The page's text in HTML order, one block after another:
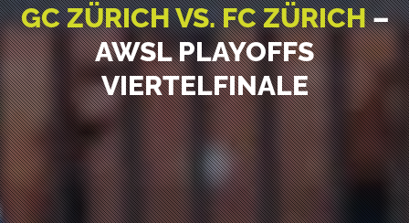
GC ZÜRICH VS. FC ZÜRICH–
AWSL PLAYOFFS
VIERTELFINALE